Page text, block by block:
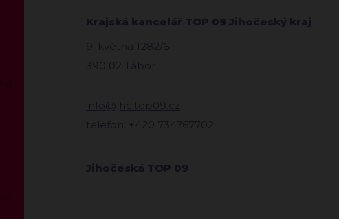
Krajská kancelář TOP 09 Jihočeský kraj
9. května 1282/6
390 02 Tábor
info@jhc.top09.cz
telefon: +420 734767702
Jihočeská TOP 09